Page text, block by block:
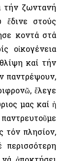
τήν ζωντανή
ἔδινε στούς
κοντά στά
οἰκογένεια
καί τήν
παντρέψουν,
ἔλεγε
μας καί ἡ
τόν πλησίον,